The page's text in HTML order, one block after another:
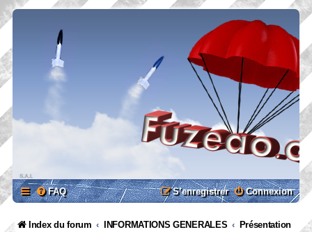
FAQ Connexion
S’enregistrer
Index du forum INFORMATIONS GENERALES Présentation